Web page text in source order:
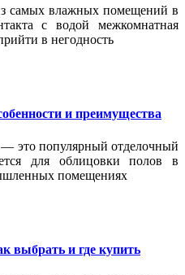
самых влажных помещений в
с водой межкомнатная
в негодность
и преимущества
это популярный отделочный
для облицовки полов в
помещениях
выбрать и где купить